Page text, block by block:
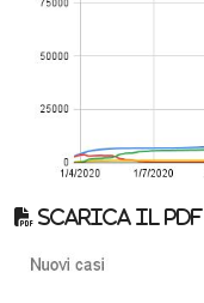
Scarica il pdf